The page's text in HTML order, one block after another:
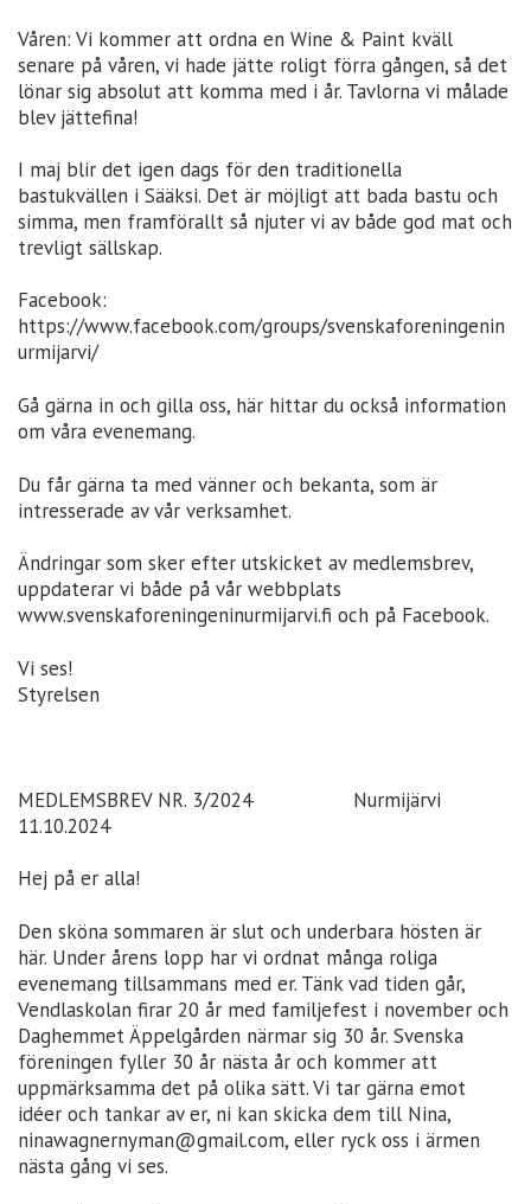
Våren: Vi kommer att ordna en Wine & Paint kväll
senare på våren, vi hade jätte roligt förra gången, så det
lönar sig absolut att komma med i år. Tavlorna vi målade
blev jättefina!
I maj blir det igen dags för den traditionella
bastukvällen i Sääksi. Det är möjligt att bada bastu och
simma, men framförallt så njuter vi av både god mat och
trevligt sällskap.
Facebook:
https://www.facebook.com/groups/svenskaforeningenin
urmijarvi/
Gå gärna in och gilla oss, här hittar du också information
om våra evenemang.
Du får gärna ta med vänner och bekanta, som är
intresserade av vår verksamhet.
Ändringar som sker efter utskicket av medlemsbrev,
uppdaterar vi både på vår webbplats
www.svenskaforeningeninurmijarvi.fi och på Facebook.
Vi ses!
Styrelsen
MEDLEMSBREV NR. 3/2024 Nurmijärvi
11.10.2024
Hej på er alla!
Den sköna sommaren är slut och underbara hösten är
här. Under årens lopp har vi ordnat många roliga
evenemang tillsammans med er. Tänk vad tiden går,
Vendlaskolan firar 20 år med familjefest i november och
Daghemmet Äppelgården närmar sig 30 år. Svenska
föreningen fyller 30 år nästa år och kommer att
uppmärksamma det på olika sätt. Vi tar gärna emot
idéer och tankar av er, ni kan skicka dem till Nina,
ninawagnernyman@gmail.com, eller ryck oss i ärmen
nästa gång vi ses.